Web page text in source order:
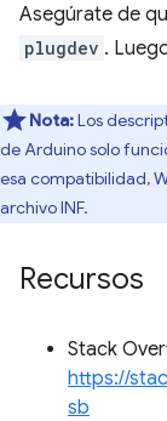
Asegúrate de
plugdev .
Nota:Los
de Arduino solo
esa compatibilidad,
archivo INF.
Recursos
Stack
https://
sb